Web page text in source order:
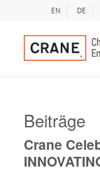
EN DE
Beiträge
Crane